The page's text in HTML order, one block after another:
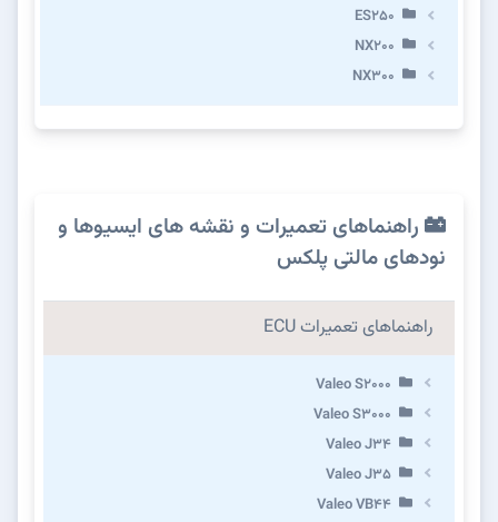
ES250
NX200
NX300
راهنماهای تعمیرات و نقشه های ایسیوها و
نودهای مالتی پلکس
راهنماهای تعمیرات ECU
Valeo S2000
Valeo S3000
Valeo J34
Valeo J35
Valeo VB44